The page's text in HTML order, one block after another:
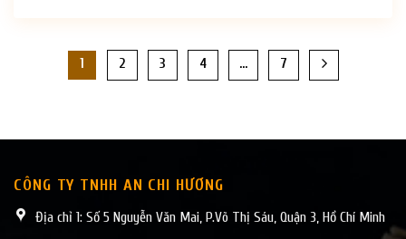
1 2 3 4 … 7
CÔNG TY TNHH AN CHI HƯƠNG
Địa chỉ 1: Số 5 Nguyễn Văn Mai, P.Võ Thị Sáu, Quận 3, Hồ Chí Minh